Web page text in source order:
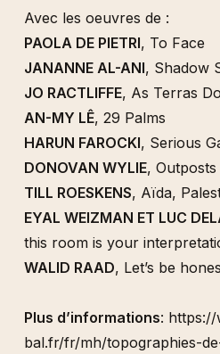
Avec les oeuvres de :
PAOLA DE PIETRI, To Face
JANANNE AL-ANI, Shadow
JO RACTLIFFE, As Terras
AN-MY LÊ, 29 Palms
HARUN FAROCKI, Serious
DONOVAN WYLIE, Outposts
TILL ROESKENS, Aïda,
EYAL WEIZMAN ET LUC
this room is your
WALID RAAD, Let’s be
Plus d’informations: https://
bal.fr/fr/mh/topographies-